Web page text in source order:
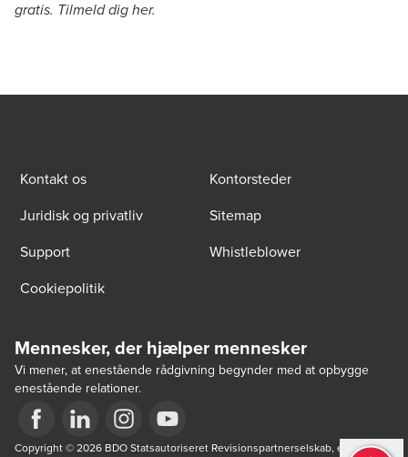
gratis. Tilmeld dig her.
Kontakt os
Kontorsteder
Juridisk og privatliv
Sitemap
Support
Whistleblower
Cookiepolitik
Mennesker, der hjælper mennesker
Vi mener, at enestående rådgivning begynder med at opbygge
enestående relationer.
Opens in a new window/tab
Opens in a new window/tab
Opens in a new window/tab
Opens in a new window/tab
Copyright © 2026 BDO Statsautoriseret Revisionspartnerselskab, en